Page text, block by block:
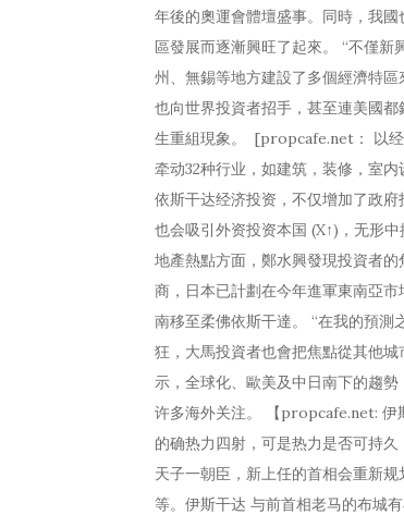
年後的奧運會體壇盛事。同時，我
區發展而逐漸興旺了起來。 “不僅
州、無錫等地方建設了多個經濟特
也向世界投資者招手，甚至連美國
生重組現象。 [propcafe.net： 以经
牵动32种行业，如建筑，装修，室
依斯干达经济投资，不仅增加了政
也会吸引外资投资本国 (X↑)，无形
地產熱點方面，鄭水興發現投資者
商，日本已計劃在今年進軍東南亞
南移至柔佛依斯干達。 “在我的預
狂，大馬投資者也會把焦點從其他
示，全球化、歐美及中日南下的趨
许多海外关注。 【propcafe.net: 伊
的确热力四射，可是热力是否可持
天子一朝臣，新上任的首相会重新
等。伊斯干达 与前首相老马的布城